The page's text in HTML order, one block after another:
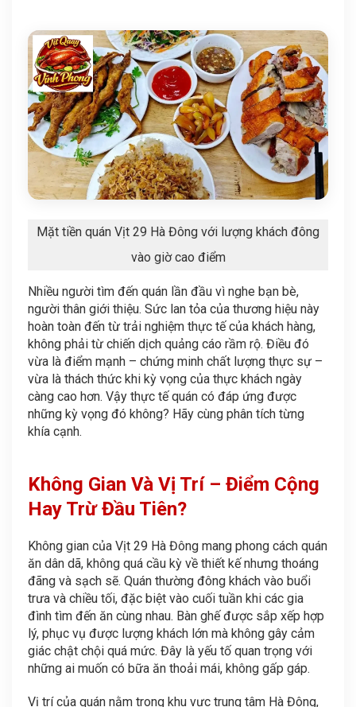
Mặt tiền quán Vịt 29 Hà Đông với lượng khách đông
vào giờ cao điểm
Nhiều người tìm đến quán lần đầu vì nghe bạn bè,
người thân giới thiệu. Sức lan tỏa của thương hiệu này
hoàn toàn đến từ trải nghiệm thực tế của khách hàng,
không phải từ chiến dịch quảng cáo rầm rộ. Điều đó
vừa là điểm mạnh – chứng minh chất lượng thực sự –
vừa là thách thức khi kỳ vọng của thực khách ngày
càng cao hơn. Vậy thực tế quán có đáp ứng được
những kỳ vọng đó không? Hãy cùng phân tích từng
khía cạnh.
Không Gian Và Vị Trí – Điểm Cộng
Hay Trừ Đầu Tiên?
Không gian của Vịt 29 Hà Đông mang phong cách quán
ăn dân dã, không quá cầu kỳ về thiết kế nhưng thoáng
đãng và sạch sẽ. Quán thường đông khách vào buổi
trưa và chiều tối, đặc biệt vào cuối tuần khi các gia
đình tìm đến ăn cùng nhau. Bàn ghế được sắp xếp hợp
lý, phục vụ được lượng khách lớn mà không gây cảm
giác chật chội quá mức. Đây là yếu tố quan trọng với
những ai muốn có bữa ăn thoải mái, không gấp gáp.
Vị trí của quán nằm trong khu vực trung tâm Hà Đông,